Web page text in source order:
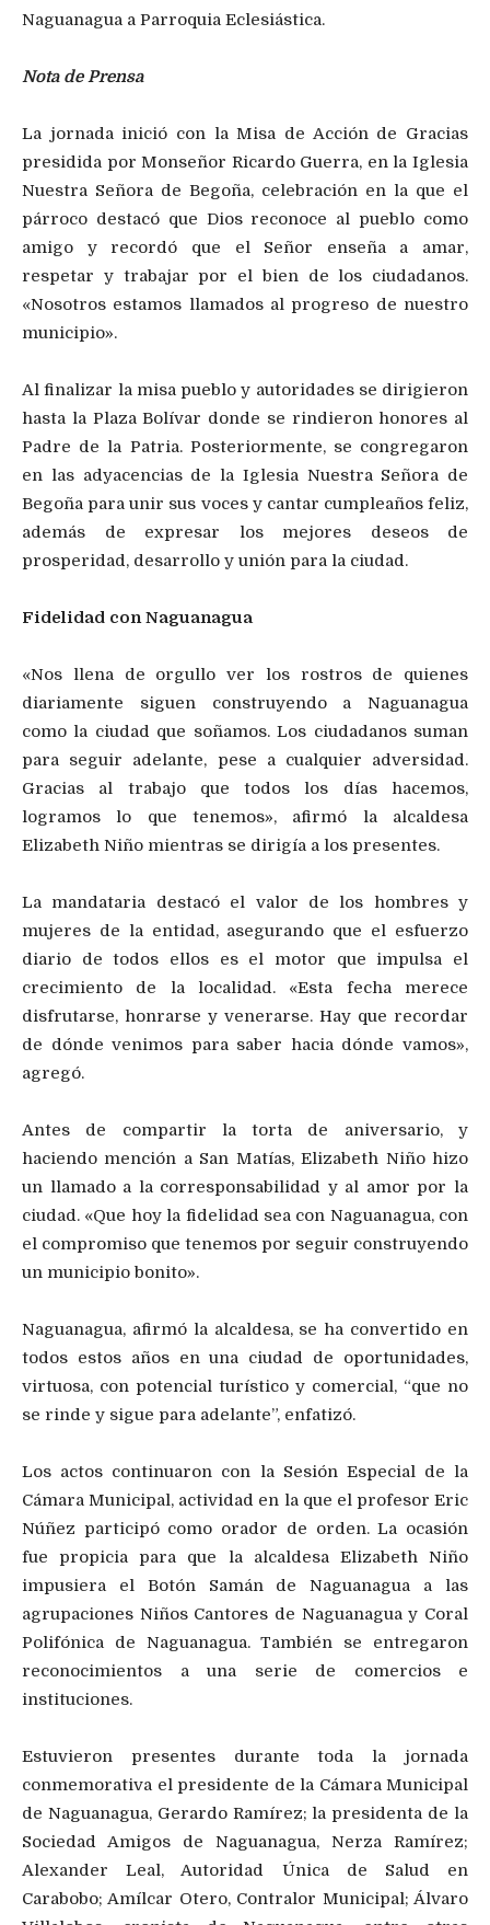
Naguanagua a Parroquia Eclesiástica.
Nota de Prensa
La jornada inició con la Misa de Acción de Gracias
presidida por Monseñor Ricardo Guerra, en la Iglesia
Nuestra Señora de Begoña, celebración en la que el
párroco destacó que Dios reconoce al pueblo como
amigo y recordó que el Señor enseña a amar,
respetar y trabajar por el bien de los ciudadanos.
«Nosotros estamos llamados al progreso de nuestro
municipio».
Al finalizar la misa pueblo y autoridades se dirigieron
hasta la Plaza Bolívar donde se rindieron honores al
Padre de la Patria. Posteriormente, se congregaron
en las adyacencias de la Iglesia Nuestra Señora de
Begoña para unir sus voces y cantar cumpleaños feliz,
además de expresar los mejores deseos de
prosperidad, desarrollo y unión para la ciudad.
Fidelidad con Naguanagua
«Nos llena de orgullo ver los rostros de quienes
diariamente siguen construyendo a Naguanagua
como la ciudad que soñamos. Los ciudadanos suman
para seguir adelante, pese a cualquier adversidad.
Gracias al trabajo que todos los días hacemos,
logramos lo que tenemos», afirmó la alcaldesa
Elizabeth Niño mientras se dirigía a los presentes.
La mandataria destacó el valor de los hombres y
mujeres de la entidad, asegurando que el esfuerzo
diario de todos ellos es el motor que impulsa el
crecimiento de la localidad. «Esta fecha merece
disfrutarse, honrarse y venerarse. Hay que recordar
de dónde venimos para saber hacia dónde vamos»,
agregó.
Antes de compartir la torta de aniversario, y
haciendo mención a San Matías, Elizabeth Niño hizo
un llamado a la corresponsabilidad y al amor por la
ciudad. «Que hoy la fidelidad sea con Naguanagua, con
el compromiso que tenemos por seguir construyendo
un municipio bonito».
Naguanagua, afirmó la alcaldesa, se ha convertido en
todos estos años en una ciudad de oportunidades,
virtuosa, con potencial turístico y comercial, “que no
se rinde y sigue para adelante”, enfatizó.
Los actos continuaron con la Sesión Especial de la
Cámara Municipal, actividad en la que el profesor Eric
Núñez participó como orador de orden. La ocasión
fue propicia para que la alcaldesa Elizabeth Niño
impusiera el Botón Samán de Naguanagua a las
agrupaciones Niños Cantores de Naguanagua y Coral
Polifónica de Naguanagua. También se entregaron
reconocimientos a una serie de comercios e
instituciones.
Estuvieron presentes durante toda la jornada
conmemorativa el presidente de la Cámara Municipal
de Naguanagua, Gerardo Ramírez; la presidenta de la
Sociedad Amigos de Naguanagua, Nerza Ramírez;
Alexander Leal, Autoridad Única de Salud en
Carabobo; Amílcar Otero, Contralor Municipal; Álvaro